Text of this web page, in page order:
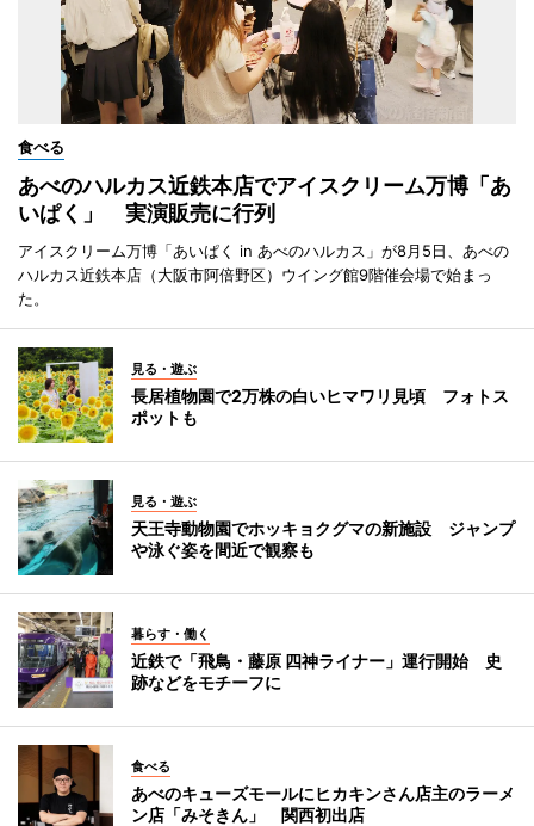
食べる
あべのハルカス近鉄本店でアイスクリーム万博「あ
いぱく」 実演販売に行列
アイスクリーム万博「あいぱく in あべのハルカス」が8月5日、あべの
ハルカス近鉄本店（大阪市阿倍野区）ウイング館9階催会場で始まっ
た。
見る・遊ぶ
長居植物園で2万株の白いヒマワリ見頃 フォトス
ポットも
見る・遊ぶ
天王寺動物園でホッキョクグマの新施設 ジャンプ
や泳ぐ姿を間近で観察も
暮らす・働く
近鉄で「飛鳥・藤原 四神ライナー」運行開始 史
跡などをモチーフに
食べる
あべのキューズモールにヒカキンさん店主のラーメ
ン店「みそきん」 関西初出店